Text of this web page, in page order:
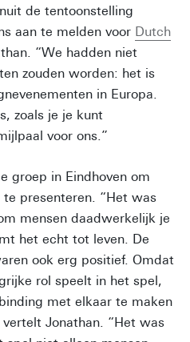
de tentoonstelling
aan te melden voor Dutch
“We hadden niet
zouden worden: het is
in Europa.
zoals je je kunt
voor ons.”
groep in Eindhoven om
te presenteren. “Het was
mensen daadwerkelijk je
het echt tot leven. De
ook erg positief. Omdat
rol speelt in het spel,
met elkaar te maken
Jonathan. “Het was